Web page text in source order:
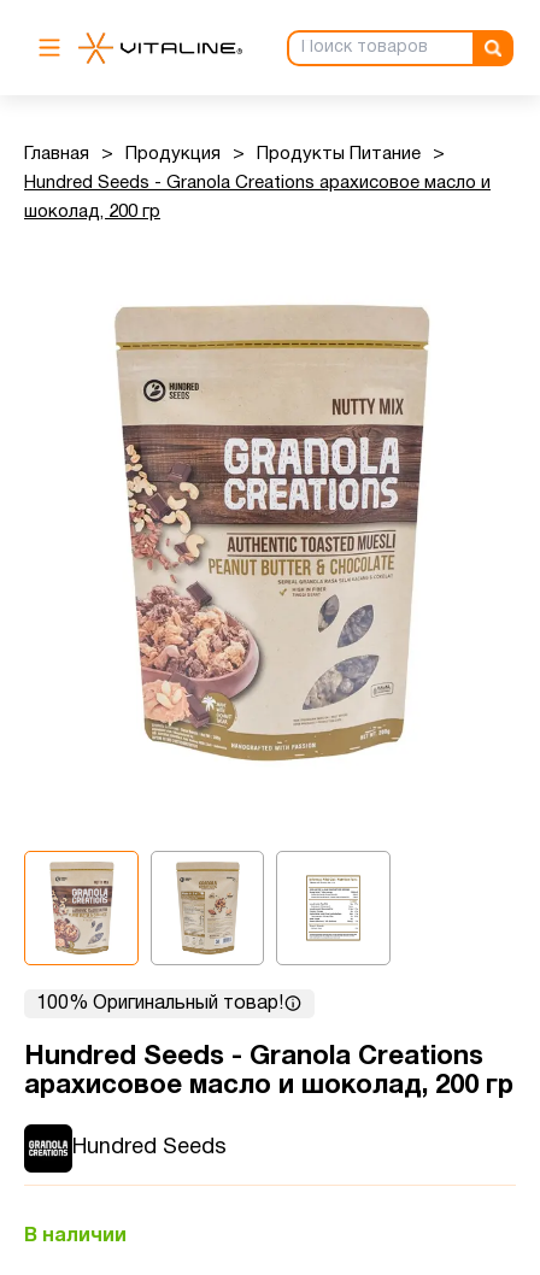
Главная > Продукция > Продукты Питание
>
Hundred Seeds - Granola Creations арахисовое масло и
шоколад, 200 гр
100% Оригинальный товар!
Hundred Seeds - Granola Creations
арахисовое масло и шоколад, 200 гр
Hundred Seeds
В наличии